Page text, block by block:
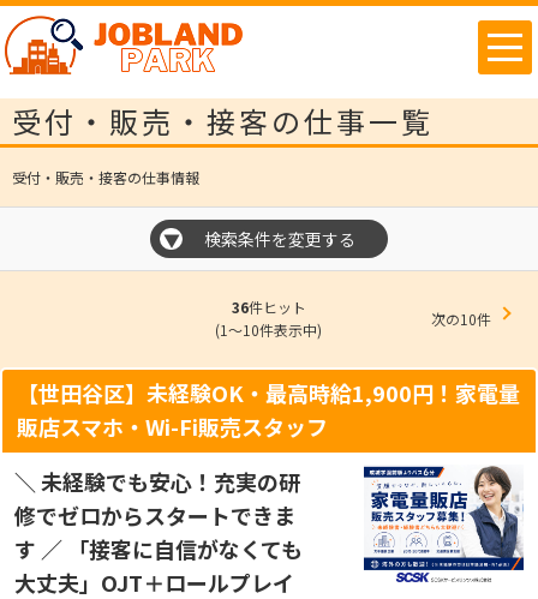
受付・販売・接客の仕事一覧
受付・販売・接客の仕事情報
▼ 検索条件を変更する
36件ヒット
(1～10件表示中)
次の10件
【世田谷区】未経験OK・最高時給1,900円！家電量
販店スマホ・Wi-Fi販売スタッフ
＼ 未経験でも安心！充実の研
修でゼロからスタートできま
す ／ 「接客に自信がなくても
大丈夫」OJT＋ロールプレイ